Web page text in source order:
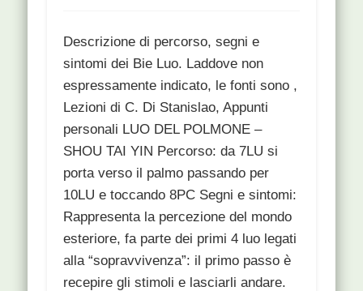
Descrizione di percorso, segni e
sintomi dei Bie Luo. Laddove non
espressamente indicato, le fonti sono ,
Lezioni di C. Di Stanislao, Appunti
personali LUO DEL POLMONE –
SHOU TAI YIN Percorso: da 7LU si
porta verso il palmo passando per
10LU e toccando 8PC Segni e sintomi:
Rappresenta la percezione del mondo
esteriore, fa parte dei primi 4 luo legati
alla “sopravvivenza”: il primo passo è
recepire gli stimoli e lasciarli andare.